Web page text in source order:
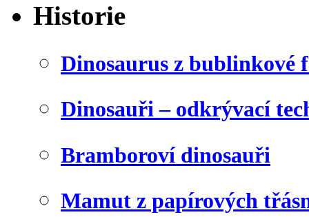
Historie
Dinosaurus z bublinkové
Dinosauři – odkrývací
Bramboroví dinosauři
Mamut z papírových